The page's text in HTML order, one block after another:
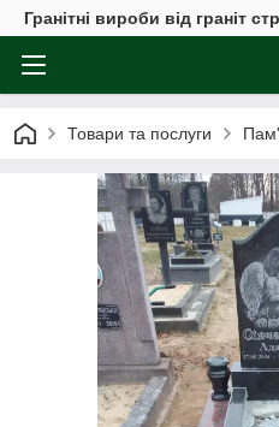
Гранітні вироби від граніт
Товари та послуги